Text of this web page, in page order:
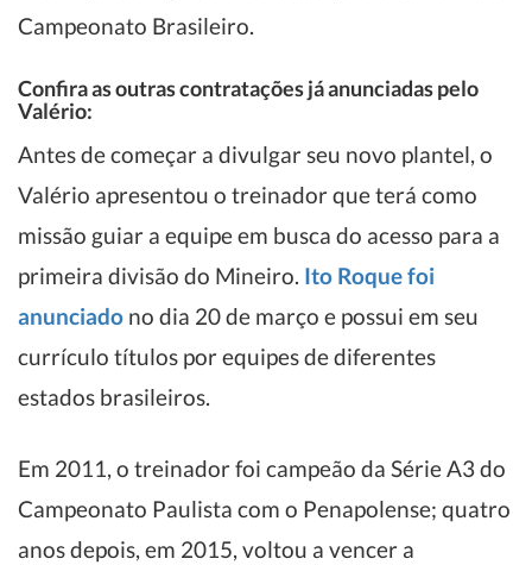
Campeonato Brasileiro.
Confira as outras contratações já anunciadas pelo
Valério:
Antes de começar a divulgar seu novo plantel, o
Valério apresentou o treinador que terá como
missão guiar a equipe em busca do acesso para a
primeira divisão do Mineiro. Ito Roque foi
anunciado no dia 20 de março e possui em seu
currículo títulos por equipes de diferentes
estados brasileiros.
Em 2011, o treinador foi campeão da Série A3 do
Campeonato Paulista com o Penapolense; quatro
anos depois, em 2015, voltou a vencer a